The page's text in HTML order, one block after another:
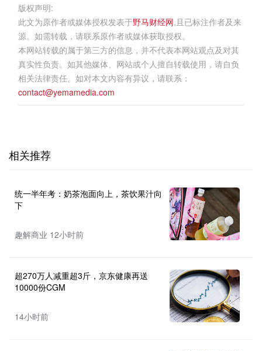
版权声明:
此文为原作者或媒体授权发表于野马财经网,且已标注作者及来
源。如需转载，请联系原作者或媒体获取授权。
本网站转载的属于第三方的信息，并不代表本网站观点及对其
真实性负责。如其他媒体、网站或个人擅自转载使用，请自负
相关法律责任。如对本文内容有异议，请联系：
contact@yemamedia.com
相关推荐
统一半年考：奶茶泡面向上，茶饮果汁向
下
趣解商业 12小时前
超270万人减重超3斤，京东健康再送
10000份CGM
14小时前